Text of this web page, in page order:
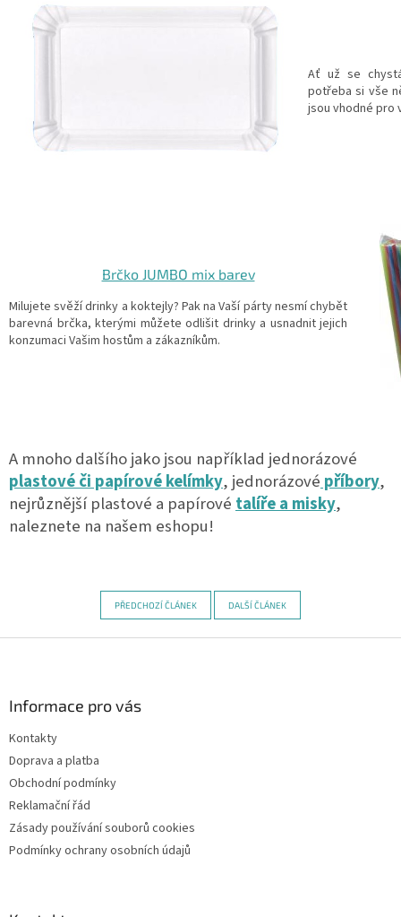
Ať už se
potřeba si vše
jsou vhodné pro
Brčko JUMBO mix barev
Milujete svěží drinky a koktejly? Pak na Vaší párty nesmí chybět
barevná brčka, kterými můžete odlišit drinky a usnadnit jejich
konzumaci Vašim hostům a zákazníkům.
A mnoho dalšího jako jsou například jednorázové
plastové či papírové kelímky, jednorázové příbory,
nejrůznější plastové a papírové talíře a misky,
naleznete na našem eshopu!
PŘEDCHOZÍ ČLÁNEK DALŠÍ ČLÁNEK
Informace pro vás
Kontakty
Doprava a platba
Obchodní podmínky
Reklamační řád
Zásady používání souborů cookies
Podmínky ochrany osobních údajů